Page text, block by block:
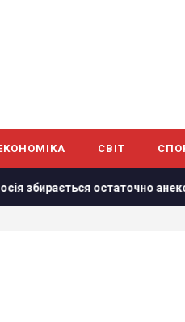
СВІТ
анексувати частину